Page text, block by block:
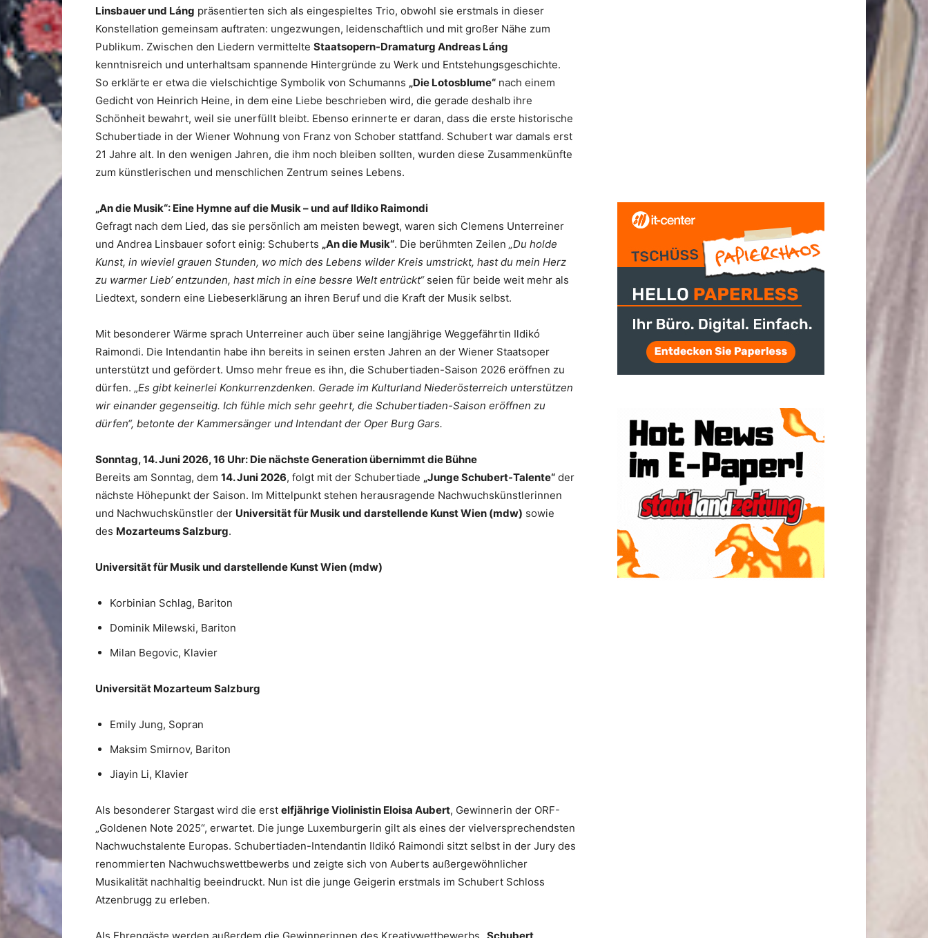
Linsbauer und Láng präsentierten sich als eingespieltes Trio, obwohl sie erstmals in dieser
Konstellation gemeinsam auftraten: ungezwungen, leidenschaftlich und mit großer Nähe zum
Publikum. Zwischen den Liedern vermittelte Staatsopern-Dramaturg Andreas Láng
kenntnisreich und unterhaltsam spannende Hintergründe zu Werk und Entstehungsgeschichte.
So erklärte er etwa die vielschichtige Symbolik von Schumanns „Die Lotosblume“ nach einem
Gedicht von Heinrich Heine, in dem eine Liebe beschrieben wird, die gerade deshalb ihre
Schönheit bewahrt, weil sie unerfüllt bleibt. Ebenso erinnerte er daran, dass die erste historische
Schubertiade in der Wiener Wohnung von Franz von Schober stattfand. Schubert war damals erst
21 Jahre alt. In den wenigen Jahren, die ihm noch bleiben sollten, wurden diese Zusammenkünfte
zum künstlerischen und menschlichen Zentrum seines Lebens.
„An die Musik“: Eine Hymne auf die Musik – und auf Ildiko Raimondi
Gefragt nach dem Lied, das sie persönlich am meisten bewegt, waren sich Clemens Unterreiner
und Andrea Linsbauer sofort einig: Schuberts „An die Musik“. Die berühmten Zeilen „Du holde
Kunst, in wieviel grauen Stunden, wo mich des Lebens wilder Kreis umstrickt, hast du mein Herz
zu warmer Lieb’ entzunden, hast mich in eine bessre Welt entrückt“seien für beide weit mehr als
Liedtext, sondern eine Liebeserklärung an ihren Beruf und die Kraft der Musik selbst.
Mit besonderer Wärme sprach Unterreiner auch über seine langjährige Weggefährtin Ildikó
Raimondi. Die Intendantin habe ihn bereits in seinen ersten Jahren an der Wiener Staatsoper
unterstützt und gefördert. Umso mehr freue es ihn, die Schubertiaden-Saison 2026 eröffnen zu
dürfen. „Es gibt keinerlei Konkurrenzdenken. Gerade im Kulturland Niederösterreich unterstützen
wir einander gegenseitig. Ich fühle mich sehr geehrt, die Schubertiaden-Saison eröffnen zu
dürfen“, betonte der Kammersänger und Intendant der Oper Burg Gars.
Sonntag, 14. Juni 2026, 16 Uhr: Die nächste Generation übernimmt die Bühne
Bereits am Sonntag, dem 14. Juni 2026, folgt mit der Schubertiade „Junge Schubert-Talente“ der
nächste Höhepunkt der Saison. Im Mittelpunkt stehen herausragende Nachwuchskünstlerinnen
und Nachwuchskünstler der Universität für Musik und darstellende Kunst Wien (mdw) sowie
des Mozarteums Salzburg.
Universität für Musik und darstellende Kunst Wien (mdw)
Korbinian Schlag, Bariton
Dominik Milewski, Bariton
Milan Begovic, Klavier
Universität Mozarteum Salzburg
Emily Jung, Sopran
Maksim Smirnov, Bariton
Jiayin Li, Klavier
Als besonderer Stargast wird die erst elfjährige Violinistin Eloisa Aubert, Gewinnerin der ORF-
„Goldenen Note 2025“, erwartet. Die junge Luxemburgerin gilt als eines der vielversprechendsten
Nachwuchstalente Europas. Schubertiaden-Intendantin Ildikó Raimondi sitzt selbst in der Jury des
renommierten Nachwuchswettbewerbs und zeigte sich von Auberts außergewöhnlicher
Musikalität nachhaltig beeindruckt. Nun ist die junge Geigerin erstmals im Schubert Schloss
Atzenbrugg zu erleben.